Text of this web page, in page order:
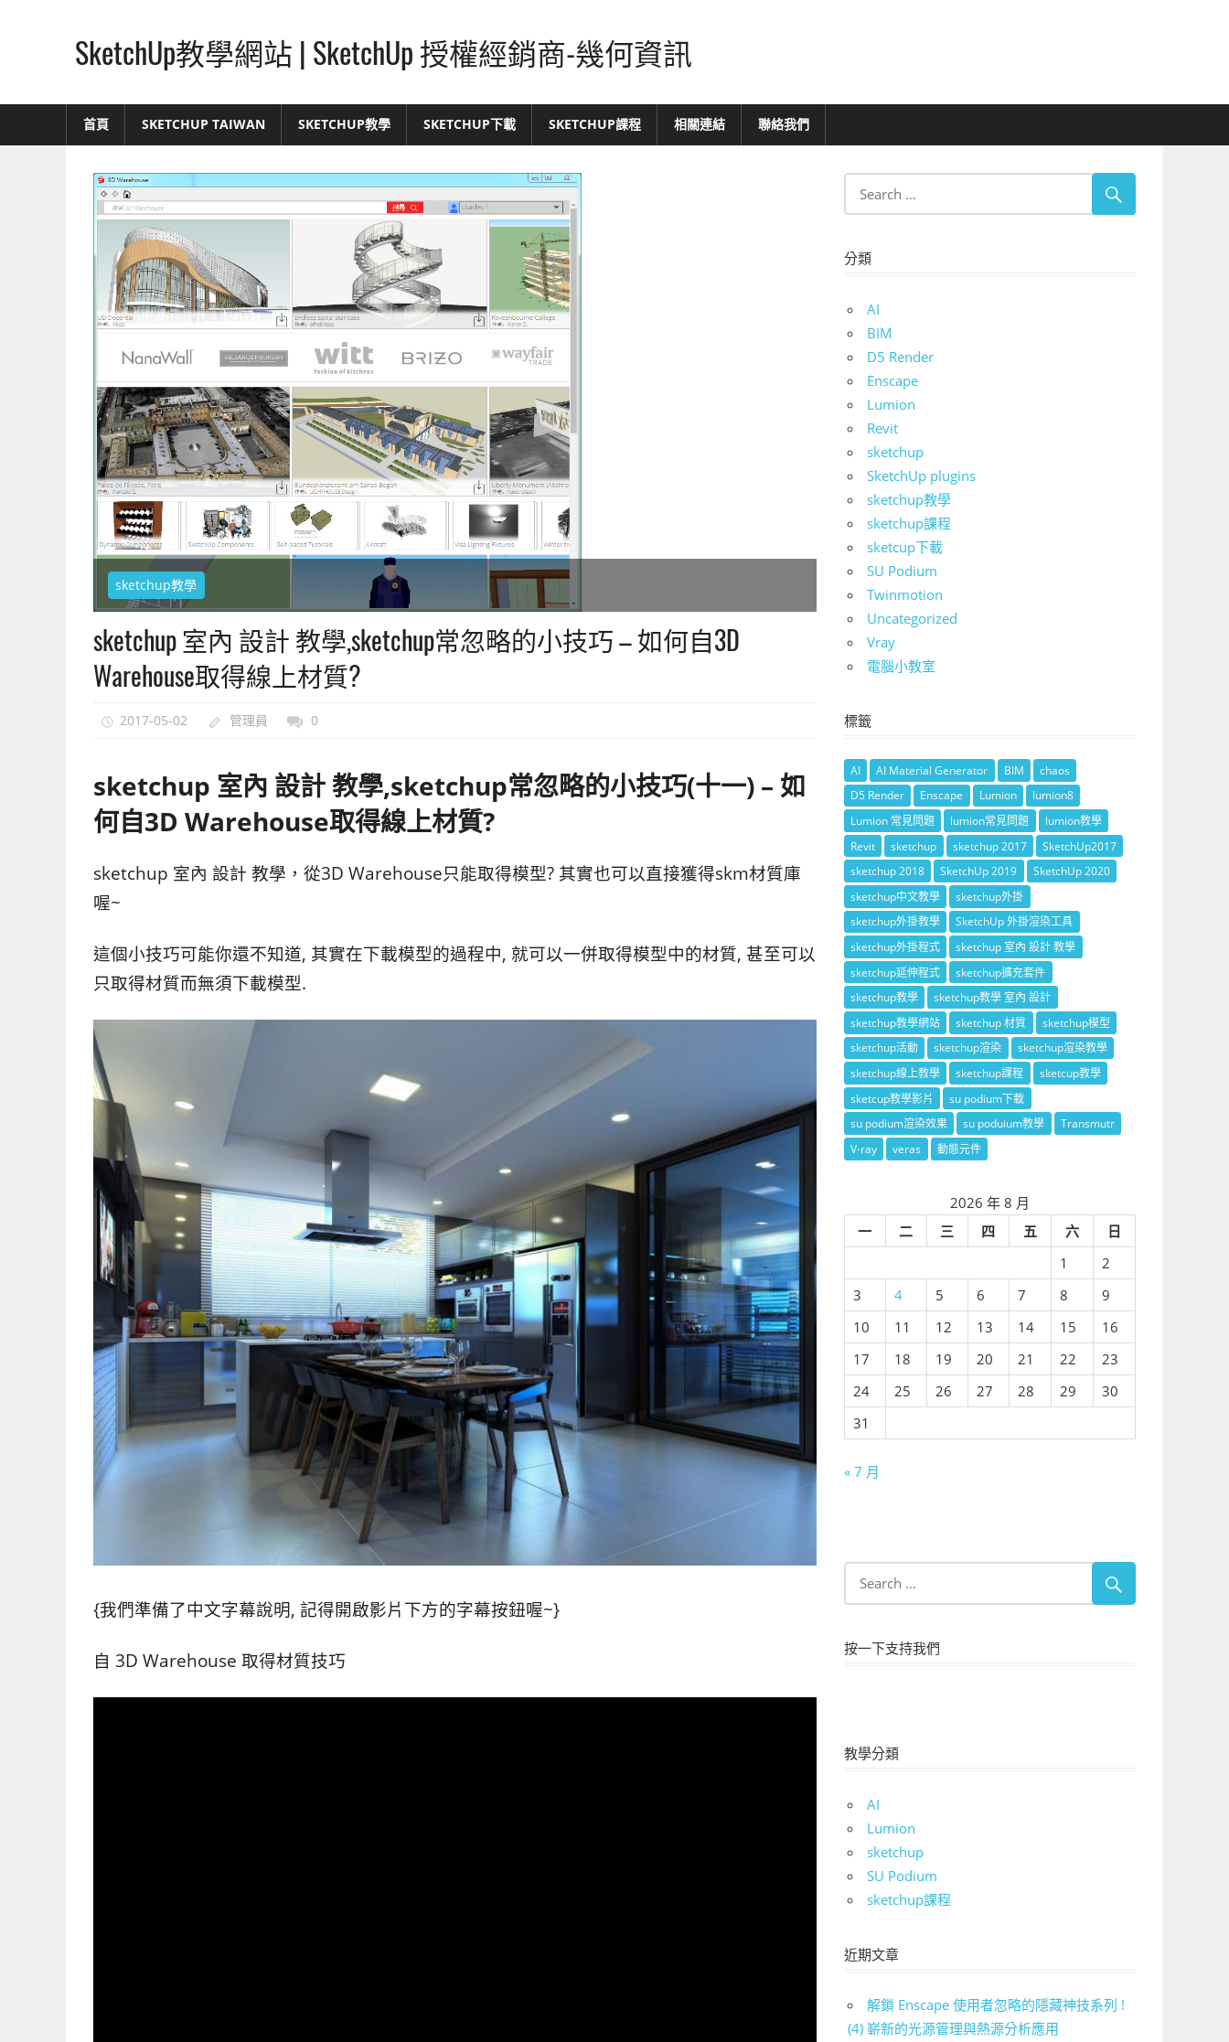
SketchUp教學網站 | SketchUp 授權經銷商-幾何資訊
最
首頁 SKETCHUP TAIWAN SKETCHUP教學 SKETCHUP下載 SKETCHUP課程 相關連結 聯絡我們
sketchup教學
sketchup 室內 設計 教學,sketchup常忽略的小技巧 – 如何自3D
Warehouse取得線上材質?
2017-05-02 管理員 0
sketchup 室內 設計 教學,sketchup常忽略的小技巧(十一) – 如
何自3D Warehouse取得線上材質?
sketchup 室內 設計 教學，從3D Warehouse只能取得模型? 其實也可以直接獲得skm材質庫
喔~
這個小技巧可能你還不知道, 其實在下載模型的過程中, 就可以一併取得模型中的材質, 甚至可以
只取得材質而無須下載模型.
{我們準備了中文字幕說明, 記得開啟影片下方的字幕按鈕喔~}
自 3D Warehouse 取得材質技巧
分類
AI
BIM
D5 Render
Enscape
Lumion
Revit
sketchup
SketchUp plugins
sketchup教學
sketchup課程
sketcup下載
SU Podium
Twinmotion
Uncategorized
Vray
電腦小教室
標籤
AI AI Material Generator BIM
chaos
D5 Render
Enscape Lumion
lumion8
Lumion 常見問題
lumion常見問題
lumion教學
Revit
sketchup sketchup 2017
SketchUp2017
sketchup 2018
SketchUp 2019
SketchUp 2020
sketchup中文教學
sketchup外掛
sketchup外掛教學
SketchUp 外掛渲染工具
sketchup外掛程式
sketchup 室內 設計 教學
sketchup延伸程式
sketchup擴充套件
sketchup教學
sketchup教學 室內 設計
sketchup教學網站
sketchup 材質
sketchup模型
sketchup活動
sketchup渲染
sketchup渲染教學
sketchup線上教學
sketchup課程
sketcup教學
sketcup教學影片
su podium下載
su podium渲染效果
su poduium教學
Transmutr
V-ray
veras 動態元件
2026 年 8 月
一
二 三 四 五 六
日
1
2
3
4 5 6 7 8
9
10
11 12 13 14 15
16
17
18 19 20 21 22
23
24
25 26 27 28 29
30
31
« 7 月
按一下支持我們
教學分類
AI
Lumion
sketchup
SU Podium
sketchup課程
近期文章
解鎖 Enscape 使用者忽略的隱藏神技系列 !
(4) 嶄新的光源管理與熱源分析應用